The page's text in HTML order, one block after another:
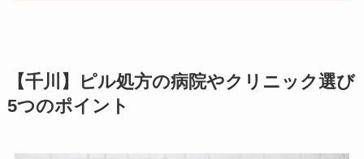
【千川】ピル処方の病院やクリニック選び
5つのポイント